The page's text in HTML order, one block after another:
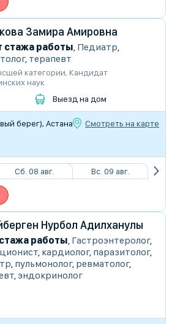
Замира Амировна
стажа работы, Педиатр,
, терапевт
категории, Кандидат
наук
Выезд на дом
берег), Астана
Смотреть на карте
Сб. 08 авг. Вс. 09 авг.
Нурбол Адилханулы
работы, Гастроэнтеролог,
, кардиолог, паразитолог,
, пульмонолог, ревматолог,
, эндокринолог